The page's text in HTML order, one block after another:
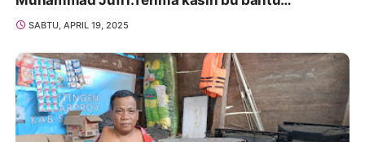
Promosikan
SABTU, APRIL 19, 2025